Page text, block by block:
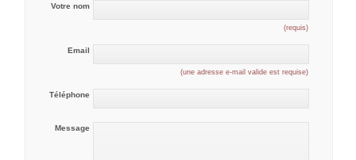
Votre nom
(requis)
Email
(une adresse e-mail valide est requise)
Téléphone
Message